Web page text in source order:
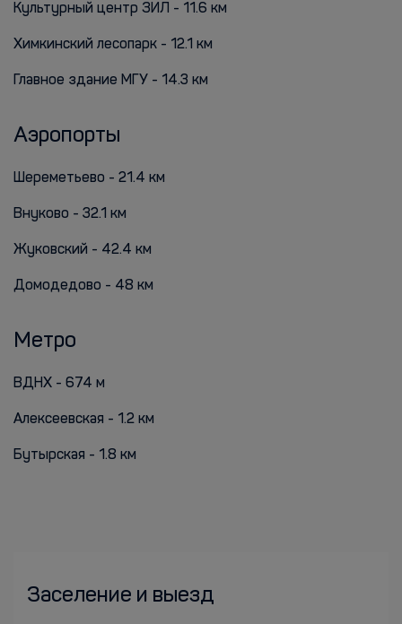
Культурный центр ЗИЛ - 11.6 км
Химкинский лесопарк - 12.1 км
Главное здание МГУ - 14.3 км
Аэропорты
Шереметьево - 21.4 км
Внуково - 32.1 км
Жуковский - 42.4 км
Домодедово - 48 км
Метро
ВДНХ - 674 м
Алексеевская - 1.2 км
Бутырская - 1.8 км
Заселение и выезд